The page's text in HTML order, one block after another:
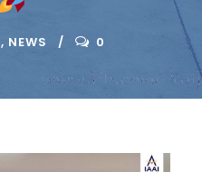
, NEWS 0